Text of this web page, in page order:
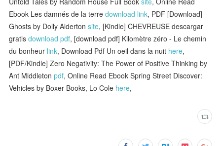
Ebook Les damnés de la terredownload link, PDF [Download]
Ghosts by Dolly Aldertonsite, [Kindle] CHEVREUSE descargar
gratisdownload pdf, [download pdf] Kilomètre zéro - Le chemin
du bonheur link, Download Pdf Un oeil dans la nuit here,
[PDF/Kindle] Zero Negativity: The Power of Positive Thinking by
Ant Middletonpdf, Online Read Ebook Spring Street Discover:
Vehicles by Boxer Books, Lo Cole here,